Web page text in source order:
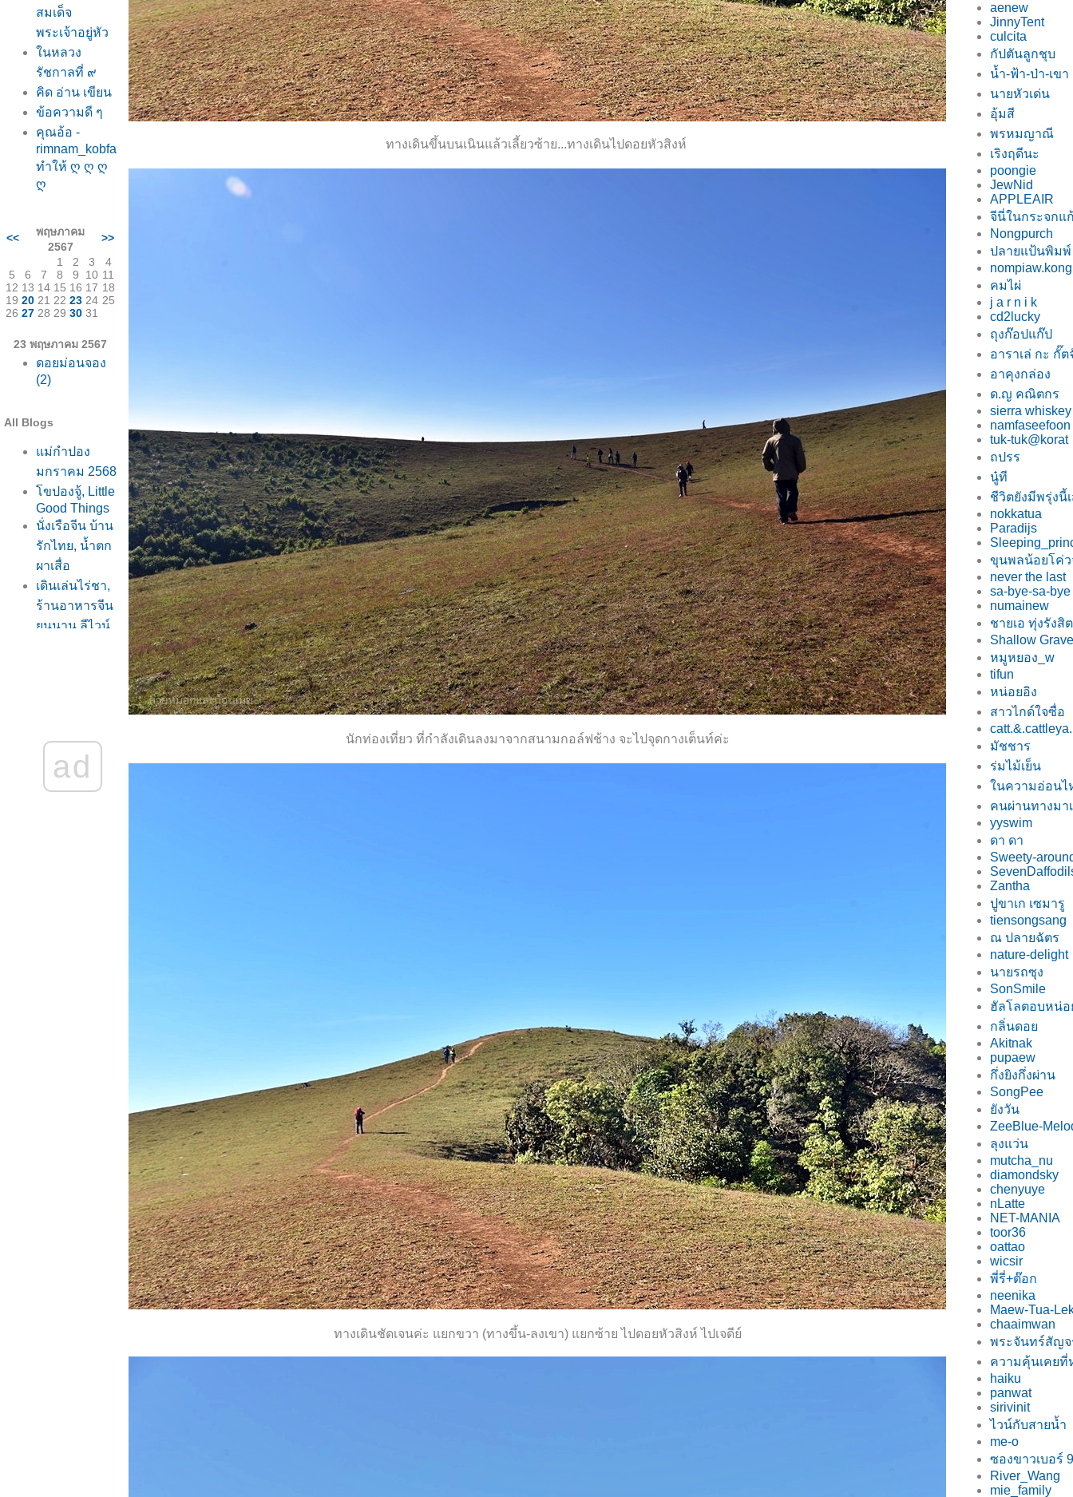
สมเด็จ
พระเจ้าอยู่หัว
นหลวง
รัชกาลที่ ๙
คิด อ่าน เขียน
ข้อความดี ๆ
คุณอ้อ -
rimnam_kobfa
ทำให้ ღ ღ ღ
ღ
<<
พฤษภาคม
2567
>>
1
2 3
4
5
6 7 8 9 10 11
12 13 14 15 16 17 18
19 20 21 22 23 24 25
26 27 28 29 30 31
23 พฤษภาคม 2567
ดอยม่อนจอง
(2)
All Blogs
ม่กำปอง
มกราคม 2568
ขปองจู้, Little
Good Things
นั่งเรือจีน บ้าน
รักไทย, น้ำตก
ผาเสื่อ
เดินเล่นไร่ชา,
ร้านอาหารจีน
ูนนาน ลีไวน์
พักที่วิวนา
รีสอร์ท, จิบ
กาแฟ เดินเล่น
ad
ทางเดินขึ้นบนเนินแล้วเลี้ยวซ้าย...ทางเดินไปดอยหัวสิงห์
นักท่องเที่ยว ที่กำลังเดินลงมาจากสนามกอล์ฟช้าง จะไปจุดกางเต็นท์ค่ะ
ทางเดินชัดเจนค่ะ แยกขวา (ทางขึ้น-ลงเขา) แยกซ้าย ไปดอยหัวสิงห์ ไปเจดีย์
aenew
JinnyTent
culcita
กัปตันลูกชุบ
น้ำ-ฟ้า-ป่า-เขา
นายหัวเด่น
อุ้มสี
พรหมญาณี
เริงฤดีนะ
poongie
JewNid
APPLEAIR
จีนี่ในกระจกแ
Nongpurch
ปลายแป้นพิมพ์
คมไผ่
j a r n i k
cd2lucky
ถุงก๊อปแก๊ป
อาราเล่ กะ กั๊ต
อาคุงกล่อง
ด.ญ คณิตกร
sierra
namfaseefoon
tuk-tuk@korat
ถปรร
นู๋ที
ชีวิตยังมีพรุ่งนี้
nokkatua
Paradijs
ขุนพลน้อยโค่ว
never the last
sa-bye-sa-
numainew
ชายเอ ทุ่งรังสิต
Shallow Grave
หมูหยอง_w
tifun
หน่อยอิง
สาวไกด์ใจซื่อ
มัชชาร
ร่มไม้เย็น
นความอ่อนไ
คนผ่านทางมา
yyswim
ดา ดา
Sweety-
Zantha
ปูขาเก เซมารู
tiensongsang
ณ ปลายฉัตร
nature-delight
นายรถซุง
SonSmile
ฮัลโลตอบหน่
กลิ่นดอ
Akitnak
pupaew
กึ่งยิงกึ่งผ่าน
SongPee
ังวัน
ZeeBlue-
ลุงแว่น
mutcha_nu
diamondsky
chenyuye
nLatte
NET-MANIA
toor36
oattao
wicsir
พี่รี่+ต๊อก
neenika
Maew-Tua-
chaaimwan
พระจันทร์สัญจ
ความคุ้นเคยที่
haiku
panwat
sirivinit
ไวน์กับสายน้ำ
me-o
ซองขาวเบอร์ 9
River_Wang
mie_family